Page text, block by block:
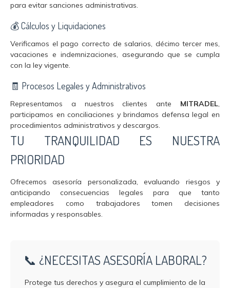
para evitar sanciones administrativas.
💰 Cálculos y Liquidaciones
Verificamos el pago correcto de salarios, décimo tercer mes,
vacaciones e indemnizaciones, asegurando que se cumpla
con la ley vigente.
🧾 Procesos Legales y Administrativos
Representamos a nuestros clientes ante MITRADEL,
participamos en conciliaciones y brindamos defensa legal en
procedimientos administrativos y descargos.
TU TRANQUILIDAD ES NUESTRA
PRIORIDAD
Ofrecemos asesoría personalizada, evaluando riesgos y
anticipando consecuencias legales para que tanto
empleadores como trabajadores tomen decisiones
informadas y responsables.
📞 ¿NECESITAS ASESORÍA LABORAL?
Protege tus derechos y asegura el cumplimiento de la